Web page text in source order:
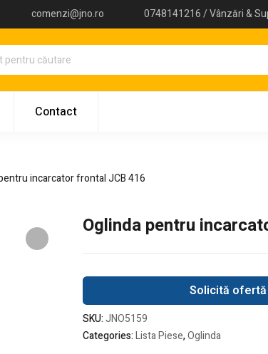
comenzi@jno.ro 0748141216 / Vânzări &
Contact
incarcator frontal JCB 416
Oglinda pentru
Solicită
SKU:JNO5159
Categories:Lista Piese,Oglinda